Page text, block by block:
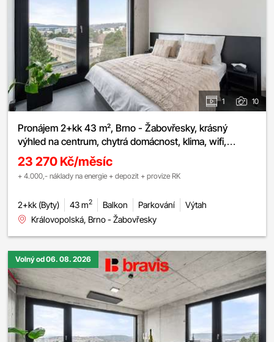
1 10
Pronájem 2+kk 43 m², Brno - Žabovřesky, krásný
výhled na centrum, chytrá domácnost, klima, wifi,
fitness, prádelna
23 270 Kč/měsíc
+ 4.000,- náklady na energie + depozit + provize RK
2+kk (Byty) 43 m2 Balkon Parkování
Výtah
Královopolská, Brno - Žabovřesky
Volný od 06. 08. 2026